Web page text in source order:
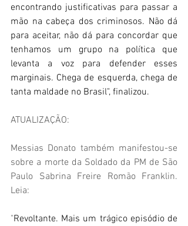
encontrando justificativas para passar a
mão na cabeça dos criminosos. Não dá
para aceitar, não dá para concordar que
tenhamos um grupo na política que
levanta a voz para defender esses
marginais. Chega de esquerda, chega de
tanta maldade no Brasil", finalizou.
ATUALIZAÇÃO:
Messias Donato também manifestou-se
sobre a morte da Soldado da PM de São
Paulo Sabrina Freire Romão Franklin.
Leia:
"Revoltante. Mais um trágico episódio de